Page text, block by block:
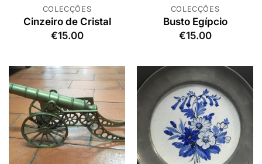
COLECÇÕES
Cinzeiro de Cristal
€15.00
COLECÇÕES
Busto Egípcio
€15.00